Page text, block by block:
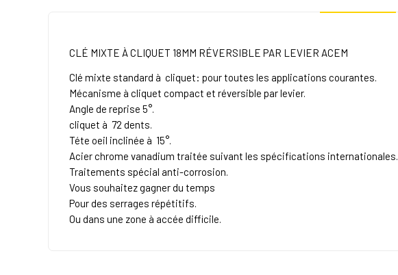
CLÉ MIXTE À CLIQUET 18MM RÉVERSIBLE PAR LEVIER ACEM
Clé mixte standard à cliquet: pour toutes les applications courantes.
Mécanisme à cliquet compact et réversible par levier.
Angle de reprise 5°.
cliquet à 72 dents.
Téte oeil inclinée à 15°.
Acier chrome vanadium traitée suivant les spécifications internationales.
Traitements spécial anti-corrosion.
Vous souhaitez gagner du temps
Pour des serrages répétitifs.
Ou dans une zone à accée difficile.